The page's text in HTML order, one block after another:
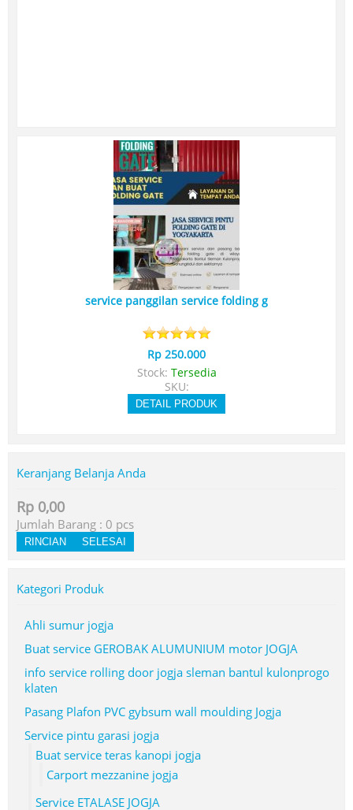
service panggilan service folding g
Rp 250.000
Stock: Tersedia
SKU:
DETAIL PRODUK
Keranjang Belanja Anda
Rp 0,00
Jumlah Barang : 0 pcs
RINCIAN SELESAI
Kategori Produk
Ahli sumur jogja
Buat service GEROBAK ALUMUNIUM motor JOGJA
info service rolling door jogja sleman bantul kulonprogo
klaten
Pasang Plafon PVC gybsum wall moulding Jogja
Service pintu garasi jogja
Buat service teras kanopi jogja
Carport mezzanine jogja
Service ETALASE JOGJA